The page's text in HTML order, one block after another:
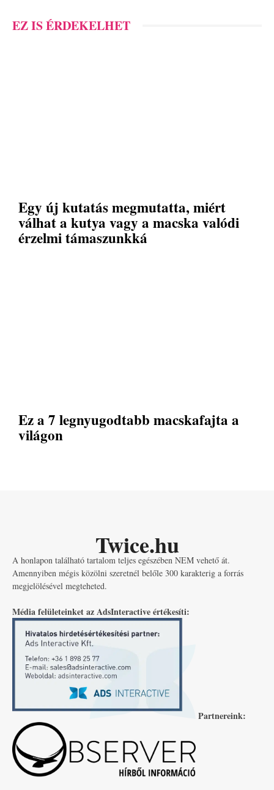
EZ IS ÉRDEKELHET
Egy új kutatás megmutatta, miért
válhat a kutya vagy a macska valódi
érzelmi támaszunkká
Ez a 7 legnyugodtabb macskafajta a
világon
Twice.hu
A honlapon található tartalom teljes egészében NEM vehető át.
Amennyiben mégis közölni szeretnél belőle 300 karakterig a forrás
megjelölésével megteheted.
Média felületeinket az AdsInteractive értékesíti:
Partnereink: